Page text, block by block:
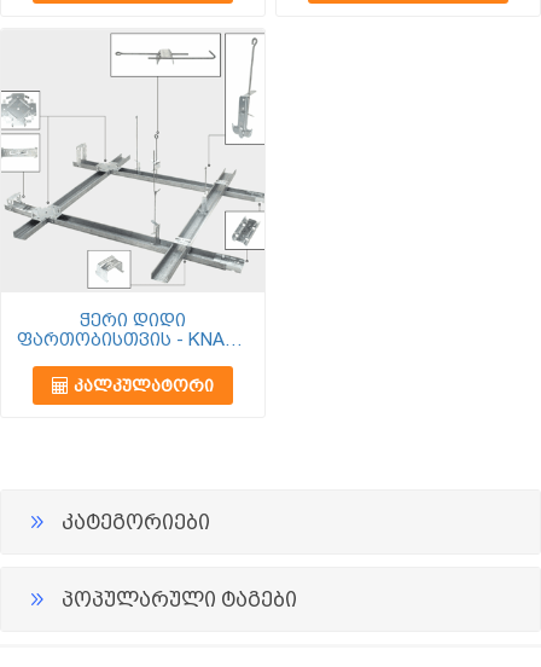
ჭერი დიდი
ფართობისთვის - KNAUF
ᲙᲐᲚᲙᲣᲚᲐᲢᲝᲠᲘ
კატეგორიები
პოპულარული ტაგები